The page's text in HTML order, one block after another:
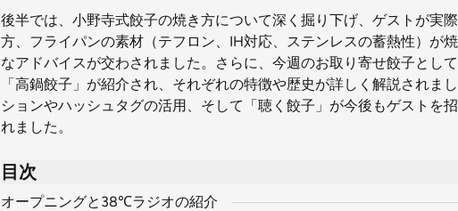
後半では、小野寺式餃子の焼き方について深く掘り下げ、ゲストが実
方、フライパンの素材（テフロン、IH対応、ステンレスの蓄熱性）が
なアドバイスが交わされました。さらに、今週のお取り寄せ餃子とし
「高鍋餃子」が紹介され、それぞれの特徴や歴史が詳しく解説されま
ションやハッシュタグの活用、そして「聴く餃子」が今後もゲストを
れました。
目次
オープニングと38℃ラジオの紹介